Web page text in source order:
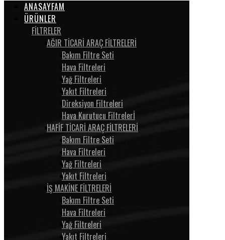
ANASAYFAM
ÜRÜNLER
FİLTRELER
AĞIR TİCARİ ARAÇ FİLTRELERİ
Bakım Filtre Seti
Hava Filtreleri
Yağ Filtreleri
Yakıt Filtreleri
Direksiyon Filtreleri
Hava Kurutucu Filtrelerİ
HAFİF TİCARİ ARAÇ FİLTRELERİ
Bakım Filtre Seti
Hava Filtreleri
Yağ Filtreleri
Yakıt Filtreleri
İŞ MAKİNE FİLTRELERİ
Bakım Filtre Seti
Hava Filtreleri
Yağ Filtreleri
Yakıt Filtreleri